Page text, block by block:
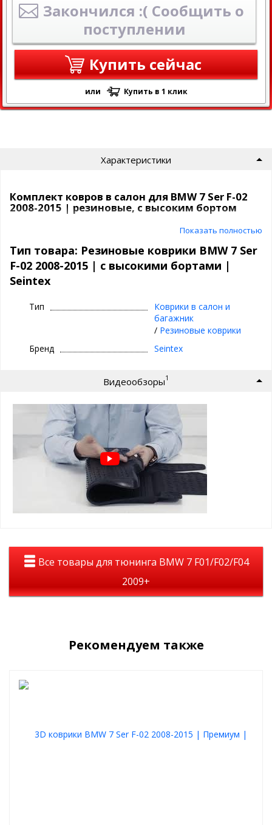
Закончился :( Сообщить о
поступлении
Купить сейчас
или Купить в 1 клик
Характеристики
Комплект ковров в салон для BMW 7 Ser F-02
2008-2015 | резиновые, с высоким бортом
Резиновые коврики в машину | Seintex
⊕ высокие бортики 3,5 см
⊕ надежно фиксируются, так как сделаны под
оригинальный крепеж, идельно повторяют
геометрию пола авто
⊕ используются каждый день круглый год -
⊕ не скользят, имею шипы против
⊕ износостойки, легко чистятся и моются,
Коврики с бортами на BMW 7
Ser F-02 2008-2015
увеличина толщина в месте водительских
идеальное сочетание с вашим авто
лучшие лекала от завода
долговечность, стильный вид , идеальное
Вы останетесь довольны!
Показать полностью
Тип товара: Резиновые коврики BMW 7 Ser
F-02 2008-2015 | с высокими бортами |
Seintex
Тип
Коврики в салон и
багажник
/ Резиновые коврики
Бренд
Seintex
Видеообзоры1
Все товары для тюнинга BMW 7 F01/F02/F04
2009+
Рекомендуем также